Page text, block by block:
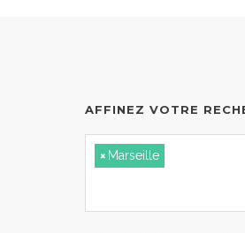
AFFINEZ VOTRE
× Marseille